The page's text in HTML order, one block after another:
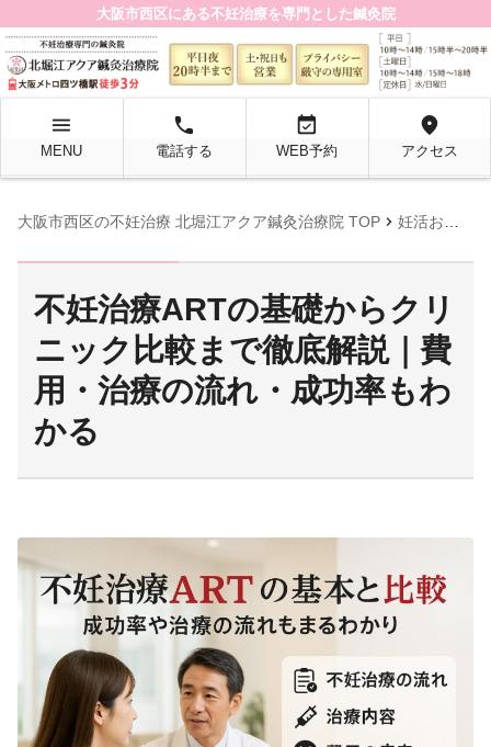
大阪市西区にある不妊治療を専門とした鍼灸院
menu
MENU
local_phone
電話する
event_available
WEB予約
location_on
アクセス
大阪市西区の不妊治療 北堀江アクア鍼灸治療院 TOP chevron_right 妊活お役立ち情報
不妊治療ARTの基礎からクリ
ニック比較まで徹底解説｜費
用・治療の流れ・成功率もわ
かる